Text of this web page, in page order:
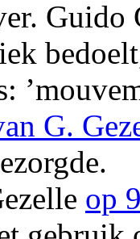
Guido
G.
op